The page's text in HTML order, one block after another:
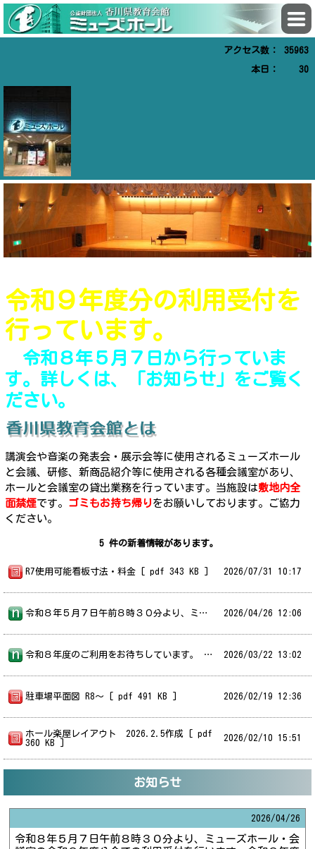
アクセス数： 35963
本日： 30
令和９年度分の利用受付を
行っています。
令和８年５月７日から行っていま
す。 詳しくは、 「お知らせ」をご覧く
ださい。
講演会や音楽の発表会・展示会等に使用されるミューズホール
と会議、研修、新商品紹介等に使用される各種会議室があり、
ホールと会議室の貸出業務を行っています。当施設は敷地内全
面禁煙です。 ゴミもお持ち帰り をお願いしております。ご協力
ください。
5 件の新着情報があります。
R7使用可能看板寸法・料金 [ pdf 343 KB ] 2026/07/31 10:17
令和８年５月７日午前８時３０分より、ミューズホール・会議室の令和９年度分全ての利用受付を行います。令和９年度分（令和９年４月～令和１０年３月）については、全月分を受け付けることとします。 2026/04/26 12:06
令和８年度のご利用をお待ちしています。 利用申請書様式、施設・設備の配置、駐車場の駐車区画、利用料金などの見直しを行っております。本ホームページ内に新しい情報を掲載しておりますので、ご確認いただきご利用ください。 2026/03/22 13:02
駐車場平面図 R8～ [ pdf 491 KB ] 2026/02/19 12:36
ホール楽屋レイアウト 2026.2.5作成 [ pdf
360 KB ]
2026/02/10 15:51
お知らせ
2026/04/26
令和８年５月７日午前８時３０分より、ミューズホール・会